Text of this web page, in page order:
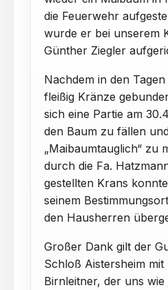
die Feuerwehr
wurde er bei unserem
Günther Ziegler
Nachdem in den
fleißig Kränze
sich eine Partie am
den Baum zu fällen
„Maibaumtauglich“ zu
durch die Fa.
gestellten Krans
seinem
den Hausherren
Großer Dank gilt der
Schloß Aistersheim
Birnleitner, der uns